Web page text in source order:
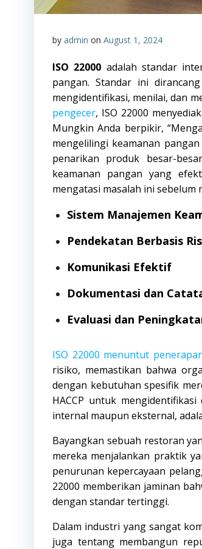
by admin on August 1, 2024
ISO 22000 adalah standar
pangan. Standar ini
mengidentifikasi, menilai, dan
pengecer, ISO 22000
Mungkin Anda berpikir,
mengelilingi keamanan
penarikan produk besar-
keamanan pangan yang
mengatasi masalah ini sebelum
Sistem Manajemen
Pendekatan Berbasis
Komunikasi Efektif
Dokumentasi dan
Evaluasi dan
ISO 22000 menuntut
risiko, memastikan bahwa
dengan kebutuhan spesifik
HACCP untuk
internal maupun eksternal,
Bayangkan sebuah restoran
mereka menjalankan praktik
penurunan kepercayaan
22000 memberikan jaminan
dengan standar tertinggi.
Dalam industri yang sangat
juga tentang membangun